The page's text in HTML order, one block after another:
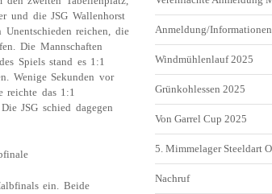
und die JSG Wallenhorst
reichen, die
Die Mannschaften
Spiels stand es 1:1
Wenige Sekunden vor
reichte das 1:1
JSG schied dagegen
ein. Beide
Anmeldung/
Windmühlenlauf 2025
Grünkohlessen 2025
Von Garrel Cup 2025
5. Mimmelager Steeldart
Nachruf